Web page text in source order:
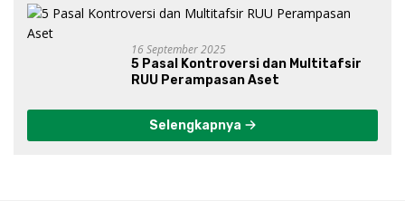
16 September 2025
5 Pasal Kontroversi dan Multitafsir
RUU Perampasan Aset
Selengkapnya